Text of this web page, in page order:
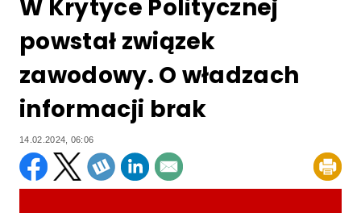
W Krytyce Politycznej
powstał związek
zawodowy. O władzach
informacji brak
14.02.2024, 06:06